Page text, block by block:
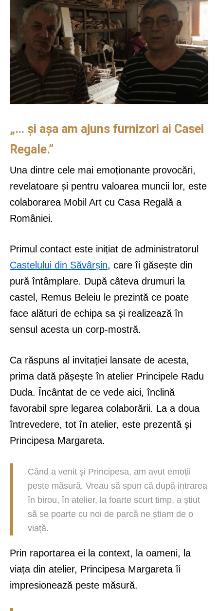
„… și așa am ajuns furnizori ai Casei
Regale.”
Una dintre cele mai emoționante provocări,
revelatoare și pentru valoarea muncii lor, este
colaborarea Mobil Art cu Casa Regală a
României.
Primul contact este inițiat de administratorul
Castelului din Săvârșin, care îi găsește din
pură întâmplare. După câteva drumuri la
castel, Remus Beleiu le prezintă ce poate
face alături de echipa sa și realizează în
sensul acesta un corp-mostră.
Ca răspuns al invitației lansate de acesta,
prima dată pășește în atelier Principele Radu
Duda. Încântat de ce vede aici, înclină
favorabil spre legarea colaborării. La a doua
întrevedere, tot în atelier, este prezentă și
Principesa Margareta.
Când a venit și Principesa, am avut emoții
peste măsură. Vreau să spun că după intrarea
în birou, în atelier, la foarte scurt timp, a știut
să se poarte cu noi de parcă ne știam de o
viață.
Prin raportarea ei la context, la oameni, la
viața din atelier, Principesa Margareta îi
impresionează peste măsură.